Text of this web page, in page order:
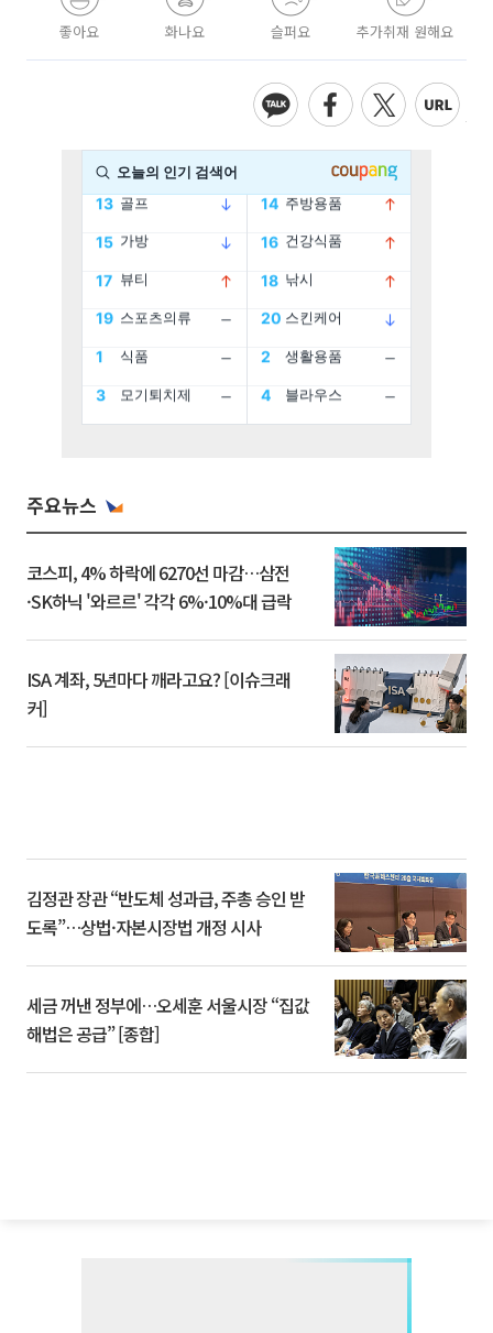
좋아요 화나요 슬퍼요 추가취재 원해요
주요뉴스
코스피, 4% 하락에 6270선 마감…삼전
·SK하닉 '와르르' 각각 6%·10%대 급락
ISA 계좌, 5년마다 깨라고요? [이슈크래
커]
김정관 장관 “반도체 성과급, 주총 승인 받
도록”…상법·자본시장법 개정 시사
세금 꺼낸 정부에…오세훈 서울시장 “집값
해법은 공급” [종합]